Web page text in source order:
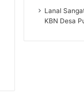
Lanal
KBN Desa